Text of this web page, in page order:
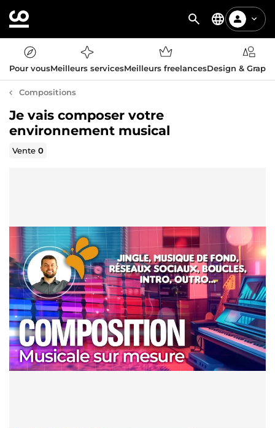
Pour vousMeilleurs servicesMeilleurs freelancesDesign &
Compositions
Je vais composer votre
environnement musical
Vente0